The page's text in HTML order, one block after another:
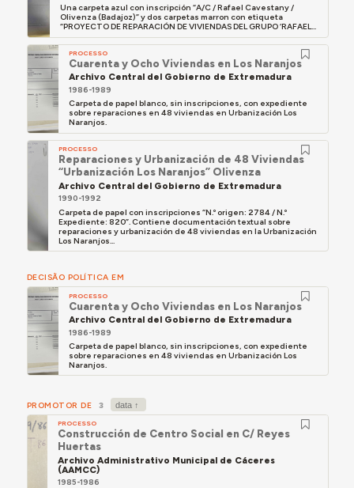
Una carpeta azul con inscripción “A/C / Rafael Cavestany /
Olivenza (Badajoz)” y dos carpetas marron con etiqueta
“PROYECTO DE REPARACIÓN DE VIVIENDAS DEL GRUPO ‘RAFAEL...
PROCESSO
Cuarenta y Ocho Viviendas en Los Naranjos
Archivo Central del Gobierno de Extremadura
1986-1989
Carpeta de papel blanco, sin inscripciones, con expediente
sobre reparaciones en 48 viviendas en Urbanización Los
Naranjos.
PROCESSO
Reparaciones y Urbanización de 48 Viviendas
“Urbanización Los Naranjos” Olivenza
Archivo Central del Gobierno de Extremadura
1990-1992
Carpeta de papel con inscripciones “N.º origen: 2784 / N.º
Expediente: 820”. Contiene documentación textual sobre
reparaciones y urbanización de 48 viviendas en la Urbanización
Los Naranjos...
DECISÃO POLÍTICA EM
PROCESSO
Cuarenta y Ocho Viviendas en Los Naranjos
Archivo Central del Gobierno de Extremadura
1986-1989
Carpeta de papel blanco, sin inscripciones, con expediente
sobre reparaciones en 48 viviendas en Urbanización Los
Naranjos.
PROMOTOR DE 3
PROCESSO
Construcción de Centro Social en C/ Reyes
Huertas
Archivo Administrativo Municipal de Cáceres
(AAMCC)
1985-1986